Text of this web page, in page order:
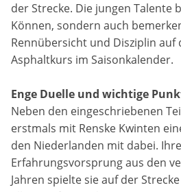
der Strecke. Die jungen Talente
Können, sondern auch
Rennübersicht und Disziplin auf
Asphaltkurs im Saisonkalender.
Enge Duelle und wichtige
Neben den eingeschriebenen
erstmals mit Renske Kwinten
den Niederlanden mit dabei.
Erfahrungsvorsprung aus den
Jahren spielte sie auf der
gw-cookie-bgimage
Anbieter:
Zweck:
Dieser Cookie speichert
verwendeten
Cookie Laufzeit:
24 Stunden